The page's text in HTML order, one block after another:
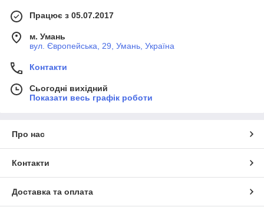
Працює з 05.07.2017
м. Умань
вул. Європейська, 29, Умань, Україна
Контакти
Сьогодні вихідний
Показати весь графік роботи
Про нас
Контакти
Доставка та оплата